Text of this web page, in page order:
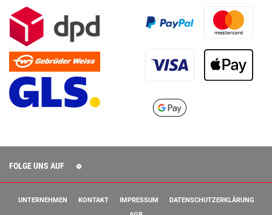
FOLGE UNS AUF
UNTERNEHMEN KONTAKT IMPRESSUM
DATENSCHUTZERKLÄRUNG